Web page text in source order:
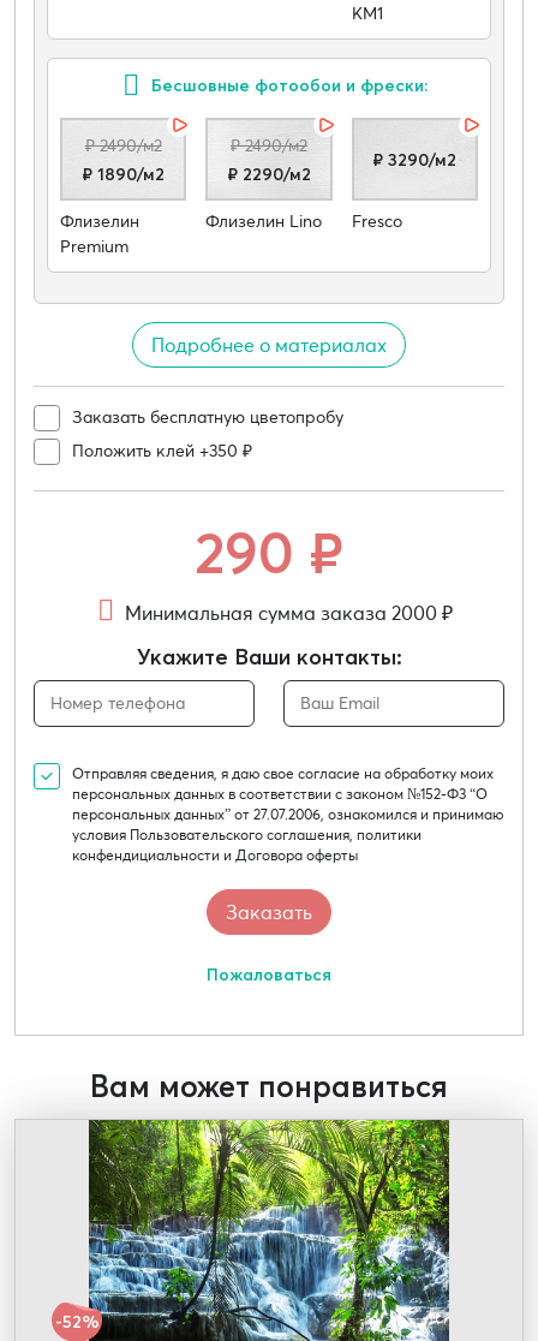
КМ1
Бесшовные фотообои и фрески:
₽ 2490/м2
₽ 1890/м2
Флизелин
Premium
₽ 2490/м2
₽ 2290/м2
Флизелин Lino
₽ 3290/м2
Fresco
Подробнее о материалах
Заказать бесплатную цветопробу
Положить клей +350 ₽
290 ₽
Минимальная сумма заказа 2000 ₽
Укажите Ваши контакты:
Отправляя сведения, я даю свое согласие на обработку моих
персональных данных в соответствии с законом №152-Ф3 “О
персональных данных” от 27.07.2006, ознакомился и принимаю
условия Пользовательского соглашения, политики
конфендициальности и Договора оферты
Пожаловаться
Вам может понравиться
-52%